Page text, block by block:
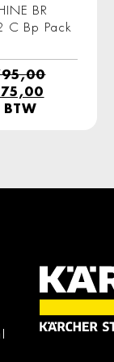
BR
C Bp Pack